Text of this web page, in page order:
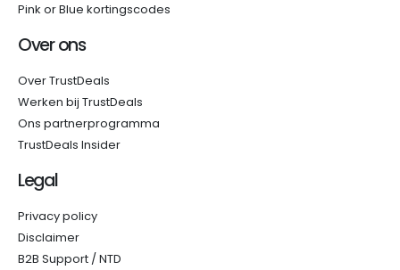
Pink or Blue kortingscodes
Over ons
Over TrustDeals
Werken bij TrustDeals
Ons partnerprogramma
TrustDeals Insider
Legal
Privacy policy
Disclaimer
B2B Support / NTD